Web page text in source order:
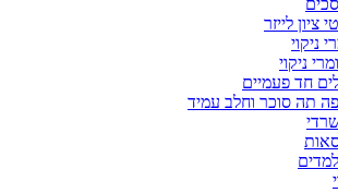
ציון לייזר
ניקוי
ניקוי
חד פעמיים
תה סוכר וחלב עמיד